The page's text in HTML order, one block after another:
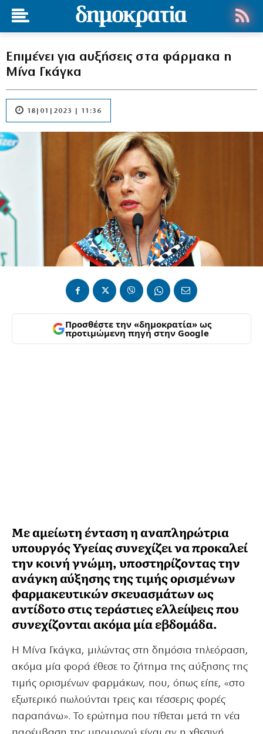
Επιμένει για αυξήσεις στα φάρμακα η
Μίνα Γκάγκα
18|01|2023 | 11:36
Προσθέστε την «δημοκρατία» ως
προτιμώμενη πηγή στην Google
Με αμείωτη ένταση η αναπληρώτρια
υπουργός Υγείας συνεχίζει να προκαλεί
την κοινή γνώμη, υποστηρίζοντας την
ανάγκη αύξησης της τιμής ορισμένων
φαρμακευτικών σκευασμάτων ως
αντίδοτο στις τεράστιες ελλείψεις που
συνεχίζονται ακόμα μία εβδομάδα.
Η Μίνα Γκάγκα, μιλώντας στη δημόσια τηλεόραση,
ακόμα μία φορά έθεσε το ζήτημα της αύξησης της
τιμής ορισμένων φαρμάκων, που, όπως είπε, «στο
εξωτερικό πωλούνται τρεις και τέσσερις φορές
παραπάνω». Το ερώτημα που τίθεται μετά τη νέα